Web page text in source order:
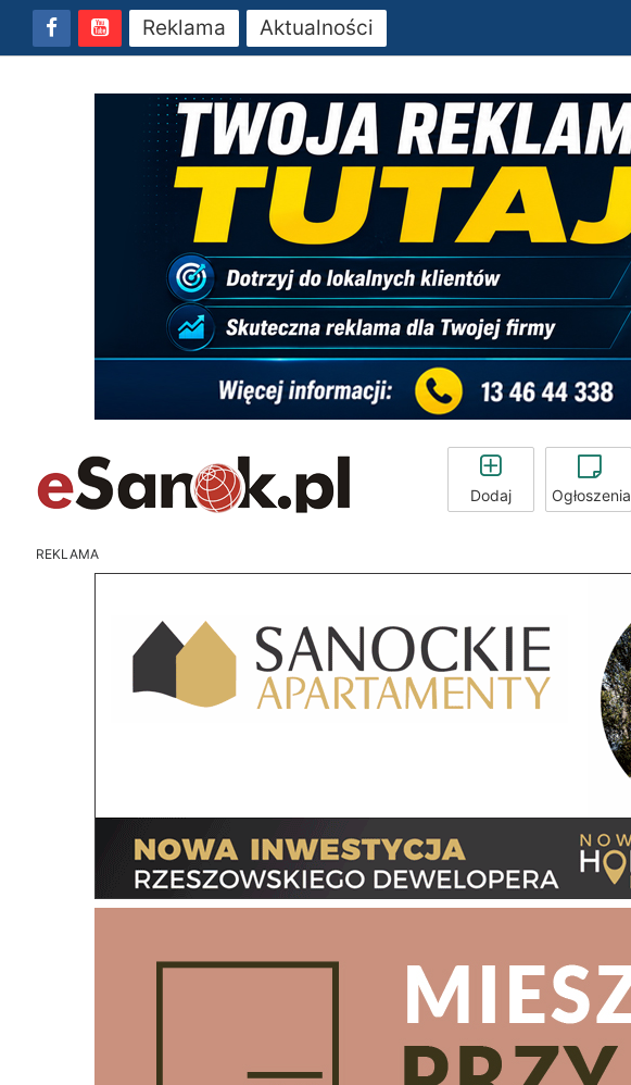
Reklama Aktualności
Dodaj Ogłoszenia
REKLAMA